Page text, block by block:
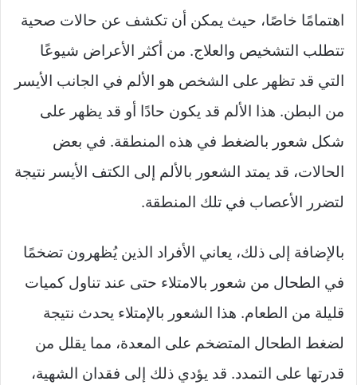
اهتمامًا خاصًا، حيث يمكن أن تكشف عن حالات صحية
تتطلب التشخيص والعلاج. من أكثر الأعراض شيوعًا
التي قد تظهر على الشخص هو الألم في الجانب الأيسر
من البطن. هذا الألم قد يكون حادًا أو قد يظهر على
شكل شعور بالضغط في هذه المنطقة. في بعض
الحالات، قد يمتد الشعور بالألم إلى الكتف الأيسر نتيجة
لتضرر الأعصاب في تلك المنطقة.
بالإضافة إلى ذلك، يعاني الأفراد الذين يُظهرون تضخمًا
في الطحال من شعور بالامتلاء حتى عند تناول كميات
قليلة من الطعام. هذا الشعور بالإمتلاء يحدث نتيجة
لضغط الطحال المتضخم على المعدة، مما يقلل من
قدرتها على التمدد. قد يؤدي ذلك إلى فقدان الشهية،